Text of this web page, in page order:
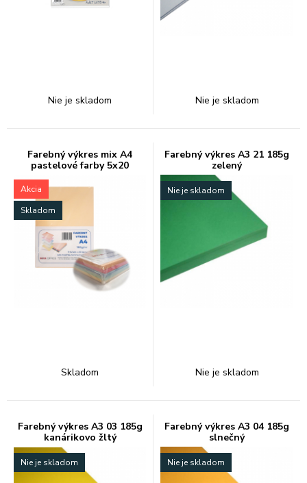
Nie je skladom Nie je skladom
Farebný výkres mix A4
pastelové farby 5x20
Akcia
Skladom
Skladom
Farebný výkres A3 21 185g
zelený
Nie je skladom
Nie je skladom
Farebný výkres A3 03 185g
kanárikovo žltý
Nie je skladom
Farebný výkres A3 04 185g
slnečný
Nie je skladom